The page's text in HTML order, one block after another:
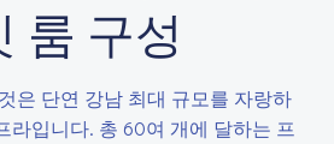
룸 구성
은 단연 강남 최대 규모를 자랑하
라입니다. 총 60여 개에 달하는 프